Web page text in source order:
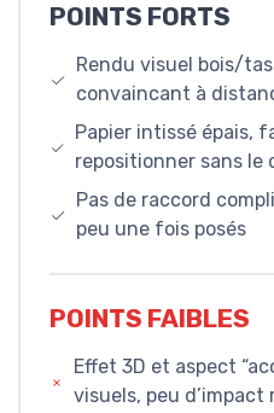
POINTS FORTS
Rendu visuel bois/
convaincant à
Papier intissé épais,
repositionner sans le
Pas de raccord
peu une fois posés
POINTS FAIBLES
Effet 3D et aspect
visuels, peu d’impact